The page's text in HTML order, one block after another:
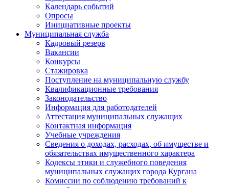
Календарь событий
Опросы
Инициативные проекты
Муниципальная служба
Кадровый резерв
Вакансии
Конкурсы
Стажировка
Поступление на муниципальную службу
Квалификационные требования
Законодательство
Информация для работодателей
Аттестация муниципальных служащих
Контактная информация
Учебные учреждения
Сведения о доходах, расходах, об имуществе и
обязательствах имущественного характера
Кодексы этики и служебного поведения
муниципальных служащих города Кургана
Комиссии по соблюдению требований к